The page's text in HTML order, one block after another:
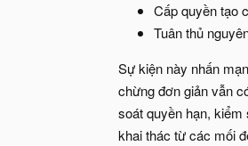
Cấp quyền tạo
Tuân thủ
Sự kiện này nhấn
chừng đơn giản vẫn
soát quyền hạn,
khai thác từ các mối